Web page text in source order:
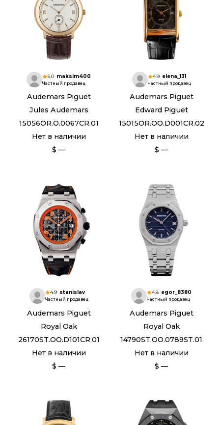
5.0 maksim400
Частный продавец
Audemars Piguet
Jules Audemars
15056OR.O.0067CR.01
Нет в наличии
$ —
4.9 elena_131
Частный продавец
Audemars Piguet
Edward Piguet
15015OR.OO.D001CR.02
Нет в наличии
$ —
4.9 stanislav
Частный продавец
Audemars Piguet
Royal Oak
26170ST.OO.D101CR.01
Нет в наличии
$ —
4.8 egor_8380
Частный продавец
Audemars Piguet
Royal Oak
14790ST.OO.0789ST.01
Нет в наличии
$ —